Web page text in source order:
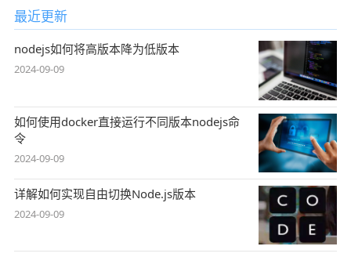
最近更新
nodejs如何将高版本降为低版本
2024-09-09
如何使用docker直接运行不同版本nodejs命
令
2024-09-09
详解如何实现自由切换Node.js版本
2024-09-09